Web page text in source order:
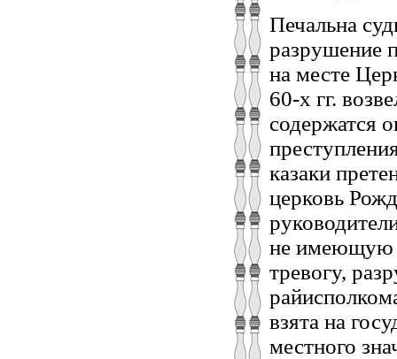
Печальна
разрушение
на месте
60-х гг.
содержатся
казаки
церковь
не имеющую
тревогу,
взята на
местного